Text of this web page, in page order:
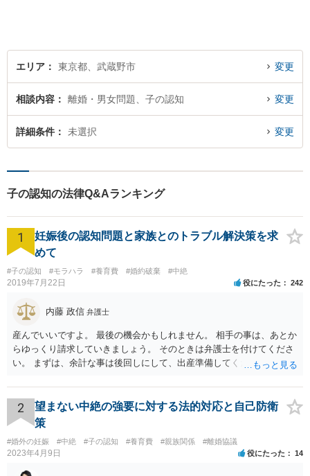
エリア 東京都、武蔵野市 変更
相談内容 離婚・男女問題、子の認知 変更
詳細条件 未選択 変更
子の認知の法律Q&Aランキング
1
妊娠後の認知問題と家族とのトラブル解決策を求
めて
#子の認知 #モラハラ #養育費 #婚約破棄 #中絶
2019年7月22日 役にたった 242
内藤 政信 弁護士
産んでいいですよ。 最後の機会かもしれません。 相手の事は、あとか
らゆっくり請求していきましょう。 そのときは弁護士を付けてくださ
い。 まずは、余計な事は後回しにして、出産準備してください。
2
望まない中絶の強要に対する法的対応と自己防衛
策
#婚外の妊娠 #中絶 #子の認知 #養育費 #親族関係 #離婚協議
2023年4月9日 役にたった 14